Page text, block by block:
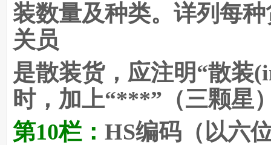
装数量及种类。详列每
关员
是散装货，应注明“散装
时，加上“***”（三颗星
第10栏： HS编码（以六